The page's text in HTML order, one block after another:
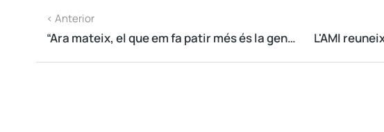
< Anterior
“Ara mateix, el que em fa patir més és la gent gran sola a casa seva amb poc contacte amb els altres”